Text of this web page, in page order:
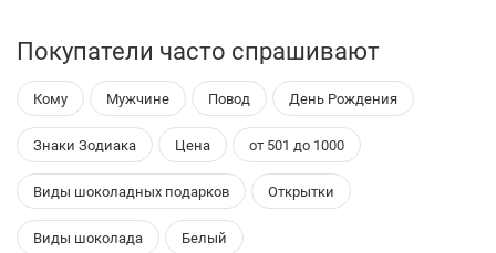
Покупатели часто спрашивают
Кому Мужчине Повод День Рождения
Знаки Зодиака Цена от 501 до 1000
Виды шоколадных подарков Открытки
Виды шоколада Белый